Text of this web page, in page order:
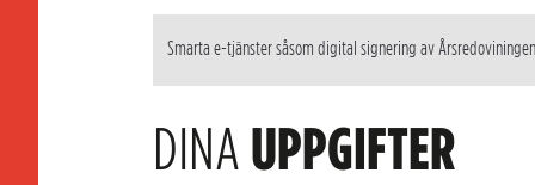
Smarta e-tjänster såsom digital signering av Årsredoviningen
DINAUPPGIFTER